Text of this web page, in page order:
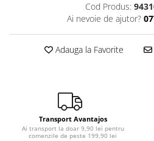
Cod Produs:
Ai nevoie de ajutor?
Adauga la Favorite
Transport Avantajos
Ai transport la doar 9,90 lei pentru
comenzile de peste 199,90 lei